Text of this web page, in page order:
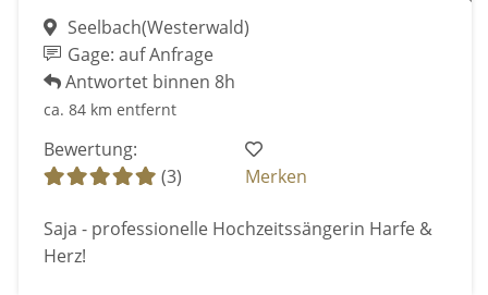
Seelbach(Westerwald)
Gage: auf Anfrage
Antwortet binnen 8h
ca. 84 km entfernt
Bewertung:
(3)
Merken
Saja - professionelle Hochzeitssängerin Harfe &
Herz!